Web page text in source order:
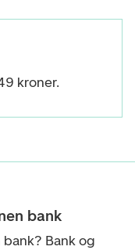
kroner.
bank
Bank og